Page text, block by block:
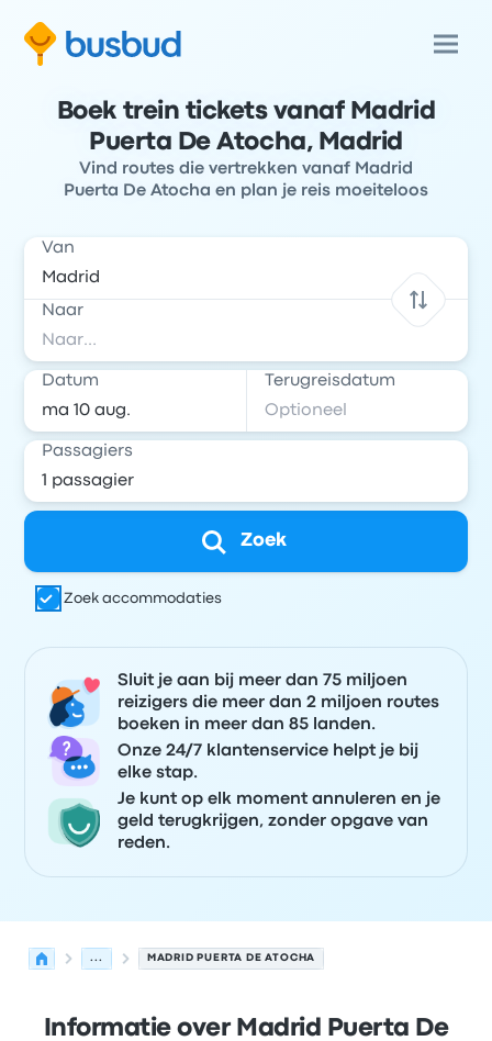
Boek trein tickets vanaf Madrid
Puerta De Atocha, Madrid
Vind routes die vertrekken vanaf Madrid
Puerta De Atocha en plan je reis moeiteloos
Van
Naar
Datum Terugreisdatum
Passagiers
Zoek
Zoek accommodaties
Sluit je aan bij meer dan 75 miljoen
reizigers die meer dan 2 miljoen routes
boeken in meer dan 85 landen.
Onze 24/7 klantenservice helpt je bij
elke stap.
Je kunt op elk moment annuleren en je
geld terugkrijgen, zonder opgave van
reden.
... MADRID PUERTA DE ATOCHA
Informatie over Madrid Puerta De